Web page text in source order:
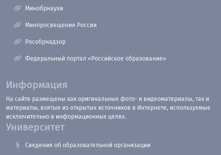
Минобрнауки
Минпросвещения России
Рособрнадзор
Федеральный портал «Российское образование»
Информация
На сайте размещены как оригинальные фото- и видеоматериалы, так и
материалы, взятые из открытых источников в Интернете, используемые
исключительно в информационных целях.
Университет
Сведения об образовательной организации